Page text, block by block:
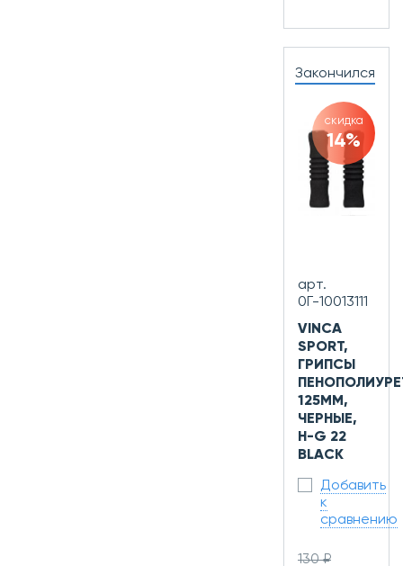
Закончился
скидка
14%
арт.
0Г-10013111
VINCA
SPORT,
ГРИПСЫ
125ММ,
ЧЕРНЫЕ,
H-G 22
BLACK
Добавить
к
сравнению
130 ₽